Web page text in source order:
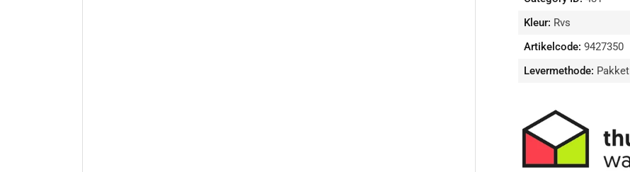
Ø150
mm
Kleur: Rvs
Artikelcode: 9427350
Levermethode: Pakket